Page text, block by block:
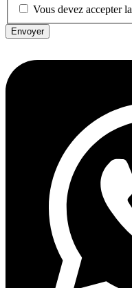
Vous devez accepter la